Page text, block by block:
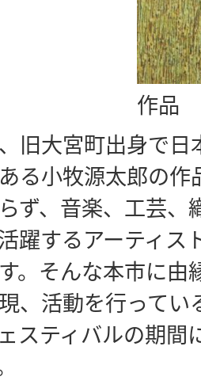
作品
旧大宮町出身で
る小牧源太郎の作
ず、音楽、工芸、
躍するアーティス
。そんな本市に由
、活動を行ってい
スティバルの期間